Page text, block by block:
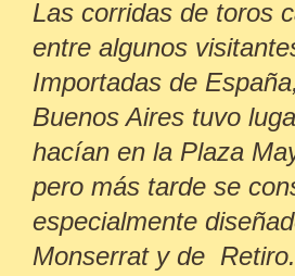
Las corridas de toros
entre algunos
Importadas de
Buenos Aires tuvo
hacían en la Plaza
pero más tarde se
especialmente
Monserrat y de